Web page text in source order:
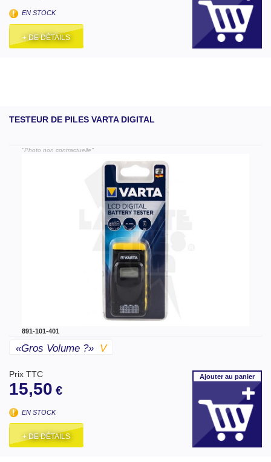
EN STOCK
+ DE DÉTAILS
TESTEUR DE PILES VARTA DIGITAL
"Photo non contractuelle"
891-101-401
«gros Volume ?» V
Prix TTC
15,50 €
EN STOCK
+ DE DÉTAILS
Ajouterau panier